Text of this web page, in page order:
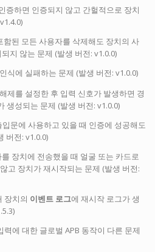
증하면 인증되지 않고 간헐적으로 장치
된 모든 사용자를 삭제해도 장치의 사
지 않는 문제 (발생 버전: v1.0.0)
식에 실패하는 문제 (발생 버전: v1.0.0)
제를 설정한 후 입력 신호가 발생하면 경
생성되는 문제 (발생 버전: v1.0.0)
문에 사용하고 있을 때 인증에 성공해도
버전: v1.0.0)
장치에 전송했을 때 얼굴 또는 카드로
고 장치가 재시작되는 문제 (발생 버전:
장치의 이벤트 로그에 재시작 로그가 생
에 대한 글로벌 APB 동작이 다른 문제